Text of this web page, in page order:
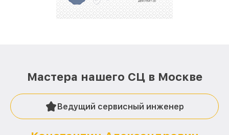
Мастера нашего СЦ в Москве
Ведущий сервисный инженер